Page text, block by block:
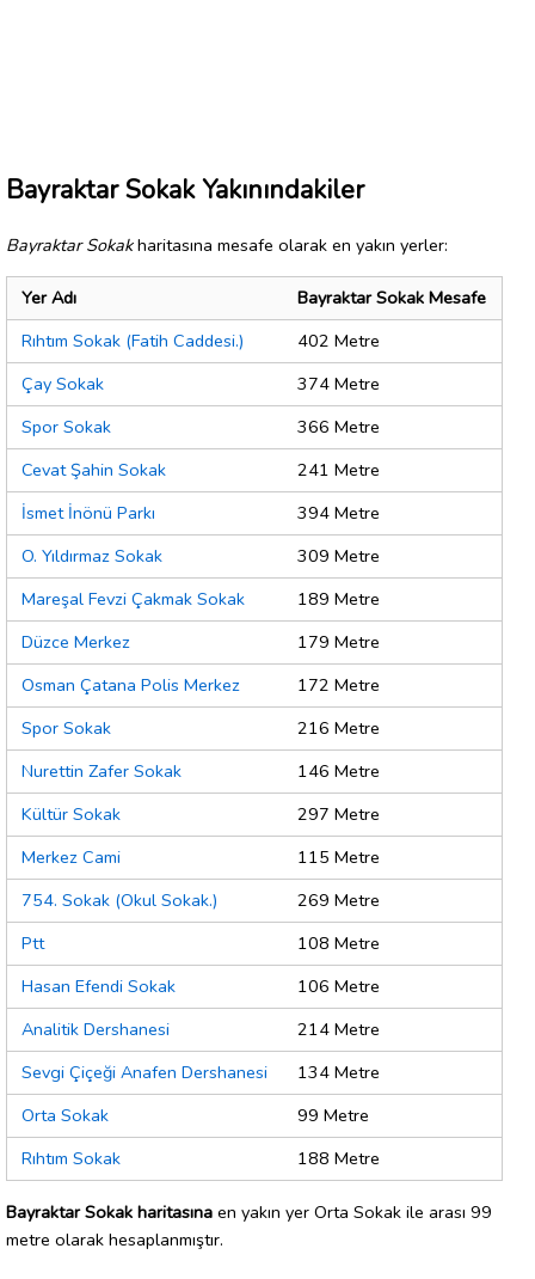
Bayraktar Sokak Yakınındakiler
Bayraktar Sokakharitasına mesafe olarak en yakın yerler:
Yer Adı
Bayraktar Sokak Mesafe
Rıhtım Sokak (Fatih Caddesi.)
402 Metre
Çay Sokak
374 Metre
Spor Sokak
366 Metre
Cevat Şahin Sokak
241 Metre
İsmet İnönü Parkı
394 Metre
O. Yıldırmaz Sokak
309 Metre
Mareşal Fevzi Çakmak Sokak
189 Metre
Düzce Merkez
179 Metre
Osman Çatana Polis Merkez
172 Metre
Spor Sokak
216 Metre
Nurettin Zafer Sokak
146 Metre
Kültür Sokak
297 Metre
Merkez Cami
115 Metre
754. Sokak (Okul Sokak.)
269 Metre
Ptt
108 Metre
Hasan Efendi Sokak
106 Metre
Analitik Dershanesi
214 Metre
Sevgi Çiçeği Anafen Dershanesi
134 Metre
Orta Sokak
99 Metre
Rıhtım Sokak
188 Metre
Bayraktar Sokak haritasına en yakın yer Orta Sokak ile arası 99
metre olarak hesaplanmıştır.